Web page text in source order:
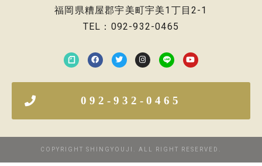
福岡県糟屋郡宇美町宇美1丁目2-1
TEL：092-932-0465
092-932-0465
COPYRIGHT SHINGYOUJI. ALL RIGHT RESERVED.